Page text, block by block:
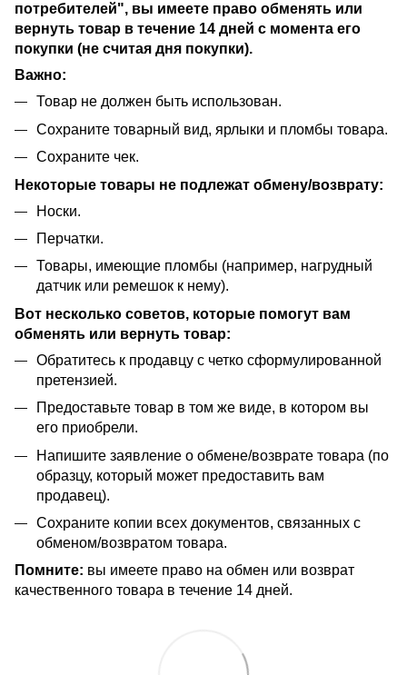
потребителей", вы имеете право обменять или
вернуть товар в течение 14 дней с момента его
покупки (не считая дня покупки).
Важно:
Товар не должен быть использован.
Сохраните товарный вид, ярлыки и пломбы товара.
Сохраните чек.
Некоторые товары не подлежат обмену/возврату:
Носки.
Перчатки.
Товары, имеющие пломбы (например, нагрудный
датчик или ремешок к нему).
Вот несколько советов, которые помогут вам
обменять или вернуть товар:
Обратитесь к продавцу с четко сформулированной
претензией.
Предоставьте товар в том же виде, в котором вы
его приобрели.
Напишите заявление о обмене/возврате товара (по
образцу, который может предоставить вам
продавец).
Сохраните копии всех документов, связанных с
обменом/возвратом товара.
Помните: вы имеете право на обмен или возврат
качественного товара в течение 14 дней.